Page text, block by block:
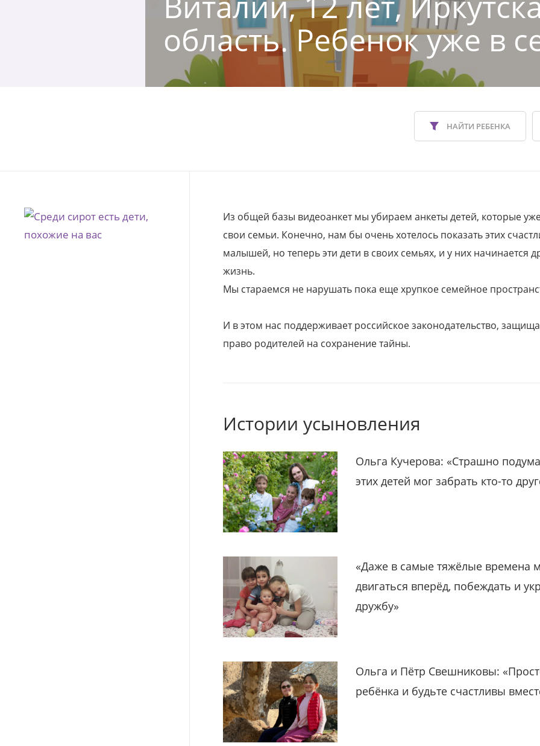
область. Ребенок уже в
НАЙТИ РЕБЕНКА
Из общей базы видеоанкет мы убираем анкеты детей, которые
свои семьи. Конечно, нам бы очень хотелось показать этих
малышей, но теперь эти дети в своих семьях, и у них начинается
жизнь.
Мы стараемся не нарушать пока еще хрупкое семейное
И в этом нас поддерживает российское законодательство,
право родителей на сохранение тайны.
Истории усыновления
Ольга Кучерова: «Страшно
этих детей мог забрать кто-то
«Даже в самые тяжёлые времена
двигаться вперёд, побеждать и
дружбу»
Ольга и Пётр Свешниковы:
ребёнка и будьте счастливы